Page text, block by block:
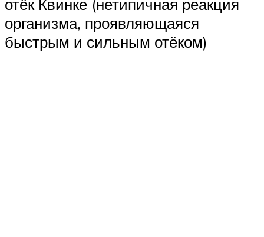
отёк Квинке (нетипичная реакция
организма, проявляющаяся
быстрым и сильным отёком)